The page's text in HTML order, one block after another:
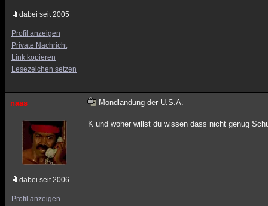
dabei seit 2005
Profil anzeigen
Private Nachricht
Link kopieren
Lesezeichen setzen
naas
dabei seit 2006
Profil anzeigen
Mondlandung der U.S.A.
K und woher willst du wissen dass nicht genug